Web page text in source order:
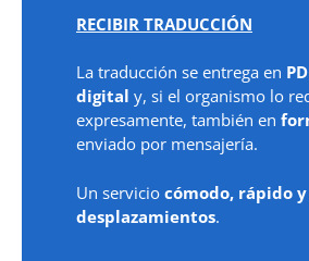
RECIBIR TRADUCCIÓN
La traducción se entrega en
digital y, si el organismo lo
expresamente, también en
enviado por mensajería.
Un servicio cómodo, rápido
desplazamientos.